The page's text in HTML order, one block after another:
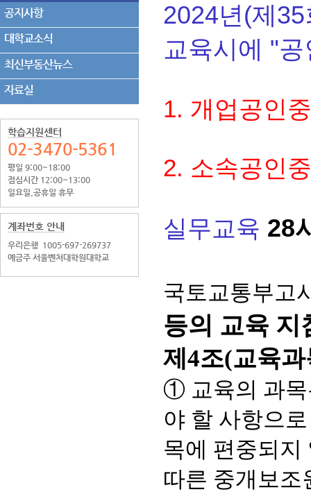
공지사항
대학교소식
최신부동산뉴스
자료실
학습지원센터
02-3470-5361
평일 9:00~18:00
점심시간 12:00~13:00
일요일.공휴일 휴무
계좌번호 안내
우리은행 1005-697-269737
예금주 서울벤처대학원대학교
2024년(제
교육시에 "
1. 개업공인
2. 소속공인
실무교육 28
국토교통부고
등의 교육 지
제4조(교육
① 교육의 과목
야 할 사항으
목에 편중되지
따른 중개보조